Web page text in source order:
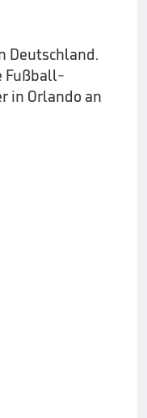
Deutschland.
Fußball-
in Orlando an